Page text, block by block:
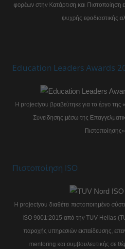
φορέων στην Κατάρτιση και Πιστοποίηση
ψυχρής εφοδιαστικής
Education Leaders Awards
Η projectyou βραβεύτηκε για το έργο της
Συνείδησης μέσω της
Πιστοποίηση ISO
Η projectyou διαθέτει πιστοποιημένο
ISO 9001:2015 από την TUV Hellas
παροχής υπηρεσιών εκπαίδευσης,
mentoring και συμβουλευτικής σε